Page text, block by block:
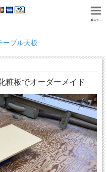
ーブル天板
粧板でオーダーメイド